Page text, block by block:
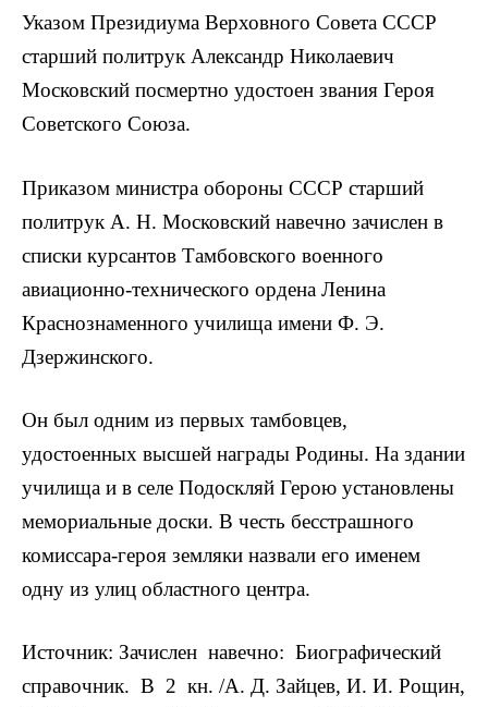
Указом Президиума Верховного Совета СССР
стар­ший политрук Александр Николаевич
Московский посмертно удостоен звания Героя
Советского Союза.
Приказом министра обороны СССР старший
полит­рук А. Н. Московский навечно зачислен в
списки курсантов Тамбовского военного
авиационно-технического ордена Ленина
Краснознаменного училища имени Ф. Э.
Дзержинского.
Он был одним из первых тамбовцев,
удостоенных высшей награды Родины. На здании
училища и в селе Подоскляй Герою установлены
мемориальные доски. В честь бесстрашного
комиссара-героя земляки назвали его именем
одну из улиц областного центра.
Источник: Зачислен навечно: Биографический
справочник. В 2 кн. /А. Д. Зайцев, И. И. Рощин,